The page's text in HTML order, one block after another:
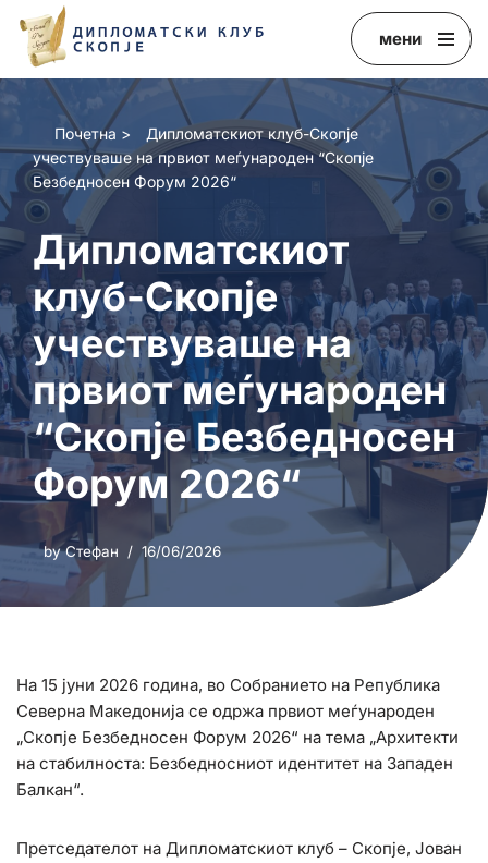
Skip
to
content
мени
Почетна >
Дипломатскиот клуб-Скопје
учествуваше на првиот меѓународен “Скопје
Безбедносен Форум 2026“
Дипломатскиот
клуб-Скопје
учествуваше на
првиот меѓународен
“Скопје Безбедносен
Форум 2026“
byСтефан 16/06/2026
На 15 јуни 2026 година, во Собранието на Република
Северна Македонија се одржа првиот меѓународен
„Скопје Безбедносен Форум 2026“ на тема „Архитекти
на стабилноста: Безбедносниот идентитет на Западен
Балкан“.
Претседателот на Дипломатскиот клуб – Скопје, Јован